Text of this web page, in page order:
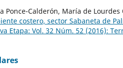
Ponce-Calderón, María de
costero, sector Sabaneta de
Etapa: Vol. 32 Núm. 52 (2016):